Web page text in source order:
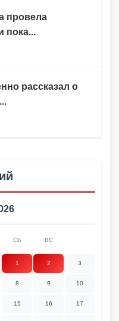
рассказал о
провела
пока...
СБ ВС
1 2 3
8 9 10
15 16 17